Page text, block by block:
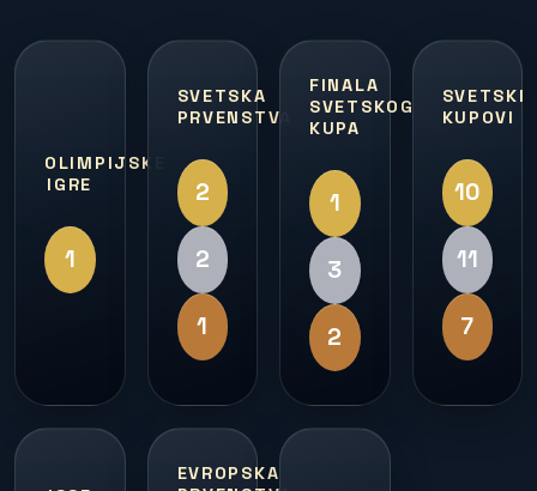
OLIMPIJSKE
IGRE
1
SVETSKA
PRVENSTVA
2
2
1
FINALA
SVETSKOG
KUPA
1
3
2
SVETSKI
KUPOVI
10
11
7
EVROPSKA